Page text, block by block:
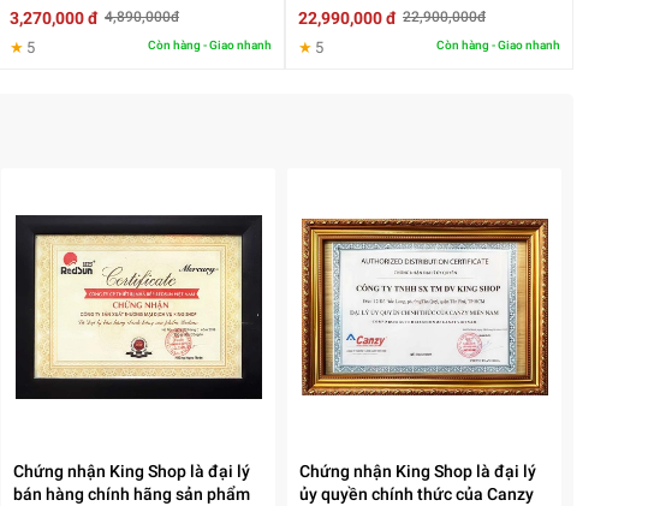
3,270,000 đ 4,890,000đ
★ 5 Còn hàng - Giao nhanh
22,990,000 đ 22,900,000đ
★ 5 Còn hàng - Giao nhanh
Chứng nhận King Shop là đại lý
bán hàng chính hãng sản phẩm
Chứng nhận King Shop là đại lý
ủy quyền chính thức của Canzy